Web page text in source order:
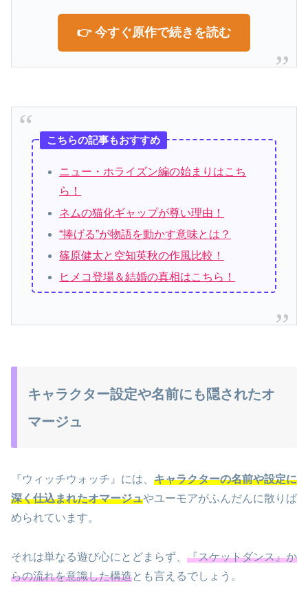
👉 今すぐ原作で続きを読む
こちらの記事もおすすめ
ニュー・ホライズン編の始まりはこち
ら！
ネムの猫化ギャップが尊い理由！
“捧げる”が物語を動かす意味とは？
篠原健太と空知英秋の作風比較！
ヒメコ登場＆結婚の真相はこちら！
キャラクター設定や名前にも隠されたオ
マージュ
『ウィッチウォッチ』には、 キャラクターの名前や設定に
深く仕込まれたオマージュやユーモアがふんだんに散りば
められています。
それは単なる遊び心にとどまらず、 『スケットダンス』か
らの流れを意識した構造とも言えるでしょう。